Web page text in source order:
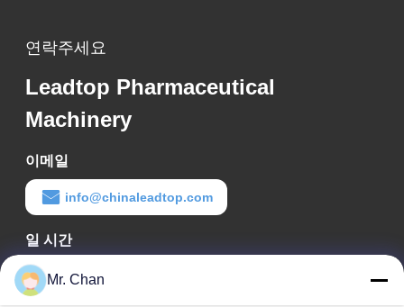
연락주세요
Leadtop Pharmaceutical
Machinery
이메일
info@chinaleadtop.com
일 시간
8:30-22:30
Mr. Chan